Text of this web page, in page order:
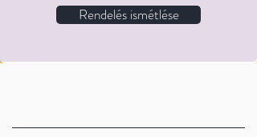
Rendelés ismétlése